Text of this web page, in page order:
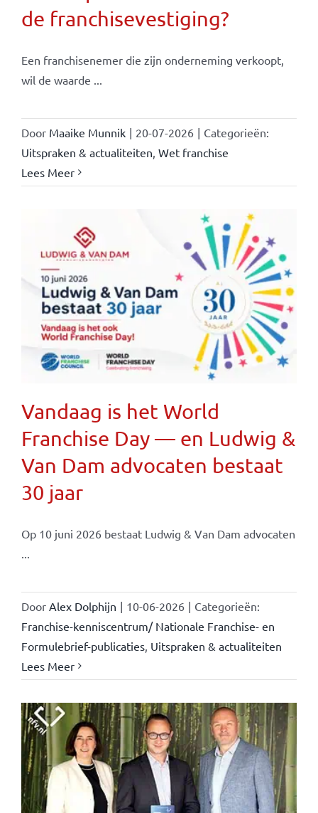
de franchisevestiging?
Een franchisenemer die zijn onderneming verkoopt,
wil de waarde ...
Door Maaike Munnik | 20-07-2026 | Categorieën:
Uitspraken & actualiteiten Wet franchise
Lees Meer
Vandaag is het World
Franchise Day — en Ludwig &
Van Dam advocaten bestaat
30 jaar
Op 10 juni 2026 bestaat Ludwig & Van Dam advocaten
Door Alex Dolphijn | 10-06-2026 | Categorieën:
Franchise-kenniscentrum/ Nationale Franchise- en
Formulebrief-publicaties, Uitspraken & actualiteiten
Lees Meer